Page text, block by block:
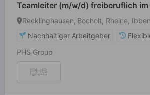
Teamleiter (m/w/d) freiberuflich
Recklinghausen, Bocholt, Rheine,
Nachhaltiger Arbeitgeber
PHS Group